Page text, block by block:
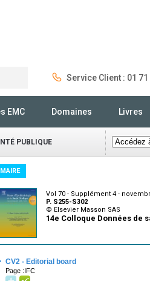
Service Client : 01 71
EMC Domaines Livres
PUBLIQUE
Vol 70 - Supplément 4 -
P. S255-S302
© Elsevier Masson SAS
14e Colloque Données de
CV2 - Editorial board
Page :IFC